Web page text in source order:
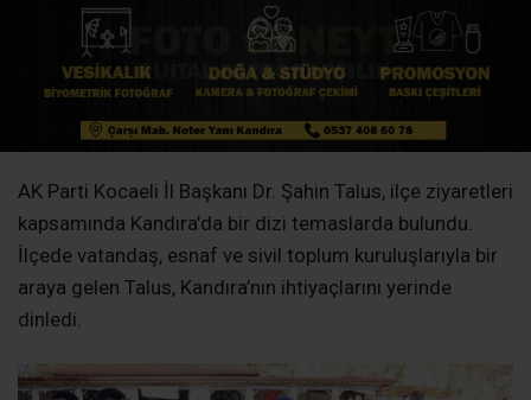
AK Parti Kocaeli İl Başkanı Dr. Şahin Talus, ilçe ziyaretleri
kapsamında Kandıra’da bir dizi temaslarda bulundu.
İlçede vatandaş, esnaf ve sivil toplum kuruluşlarıyla bir
araya gelen Talus, Kandıra’nın ihtiyaçlarını yerinde
dinledi.